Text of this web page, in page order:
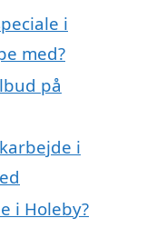
i
med?
på
i
i Holeby?